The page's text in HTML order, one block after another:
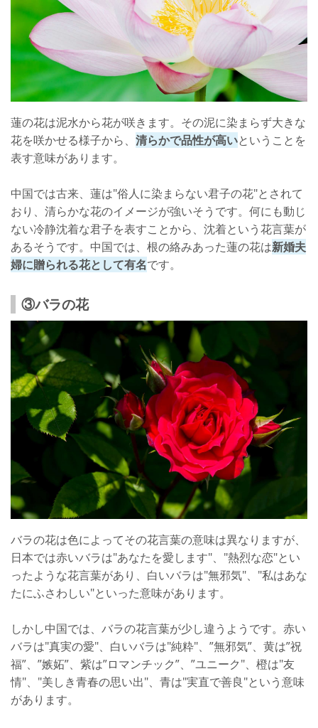
蓮の花は泥水から花が咲きます。その泥に染まらず大きな
花を咲かせる様子から、 清らかで品性が高いということを
表す意味があります。
中国では古来、蓮は"俗人に染まらない君子の花"とされて
おり、清らかな花のイメージが強いそうです。何にも動じ
ない冷静沈着な君子を表すことから、沈着という花言葉が
あるそうです。中国では、根の絡みあった蓮の花は新婚夫
婦に贈られる花として有名です。
③バラの花
バラの花は色によってその花言葉の意味は異なりますが、
日本では赤いバラは"あなたを愛します"、"熱烈な恋"とい
ったような花言葉があり、白いバラは"無邪気"、"私はあな
たにふさわしい"といった意味があります。
しかし中国では、バラの花言葉が少し違うようです。赤い
バラは"真実の愛"、白いバラは"純粋"、”無邪気”、黄は”祝
福”、”嫉妬”、紫は”ロマンチック”、”ユニーク"、橙は"友
情"、"美しき青春の思い出"、青は"実直で善良"という意味
があります。